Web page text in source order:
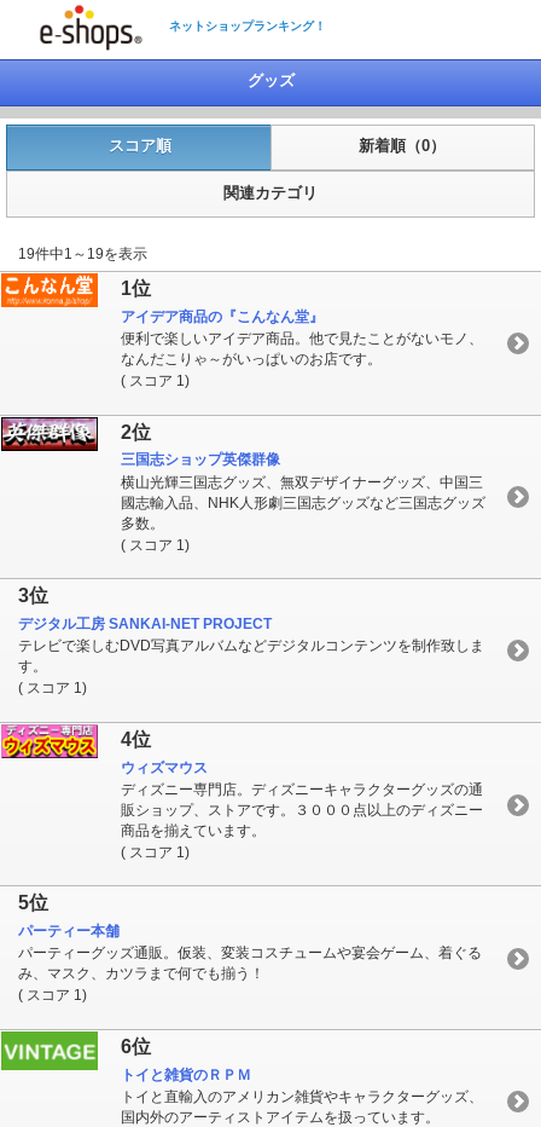
ネットショップランキング！
グッズ
スコア順 新着順（0）
関連カテゴリ
19件中1～19を表示
1位
アイデア商品の『こんなん堂』
便利で楽しいアイデア商品。他で見たことがないモノ、
なんだこりゃ～がいっぱいのお店です。
( スコア 1)
2位
三国志ショップ英傑群像
横山光輝三国志グッズ、無双デザイナーグッズ、中国三
國志輸入品、NHK人形劇三国志グッズなど三国志グッズ
多数。
( スコア 1)
3位
デジタル工房 SANKAI-NET PROJECT
テレビで楽しむDVD写真アルバムなどデジタルコンテンツを制作致しま
す。
( スコア 1)
4位
ウィズマウス
ディズニー専門店。ディズニーキャラクターグッズの通
販ショップ、ストアです。３０００点以上のディズニー
商品を揃えています。
( スコア 1)
5位
パーティー本舗
パーティーグッズ通販。仮装、変装コスチュームや宴会ゲーム、着ぐる
み、マスク、カツラまで何でも揃う！
( スコア 1)
6位
トイと雑貨のＲＰＭ
トイと直輸入のアメリカン雑貨やキャラクターグッズ、
国内外のアーティストアイテムを扱っています。